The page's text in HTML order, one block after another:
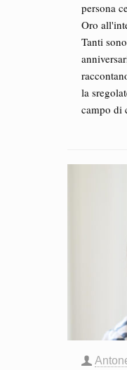
persona
Oro
Tanti
la
campo di